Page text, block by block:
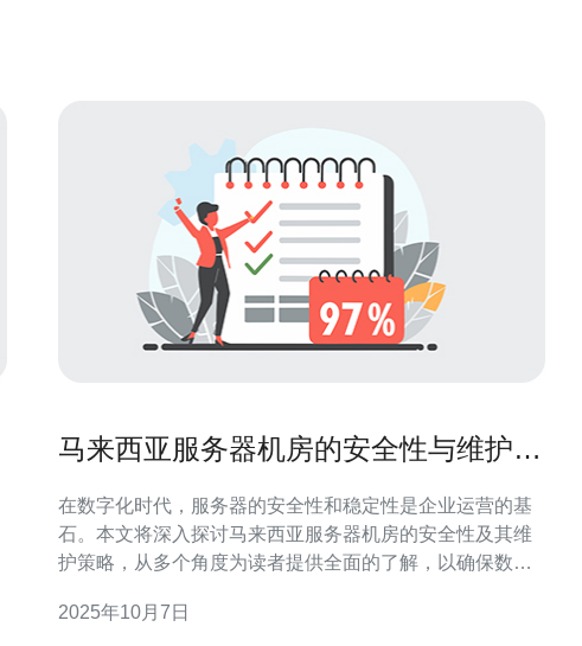
马来西亚服务器机房的安全性与维护策
在数字化时代，服务器的安全性和稳定性是企业运营的基
石。本文将深入探讨马来西亚服务器机房的安全性及其维
护策略，从多个角度为读者提供全面的了解，以确保数据
有多高？ 马来西亚的服务器机房一般具备较高的安全性，
2025年10月7日